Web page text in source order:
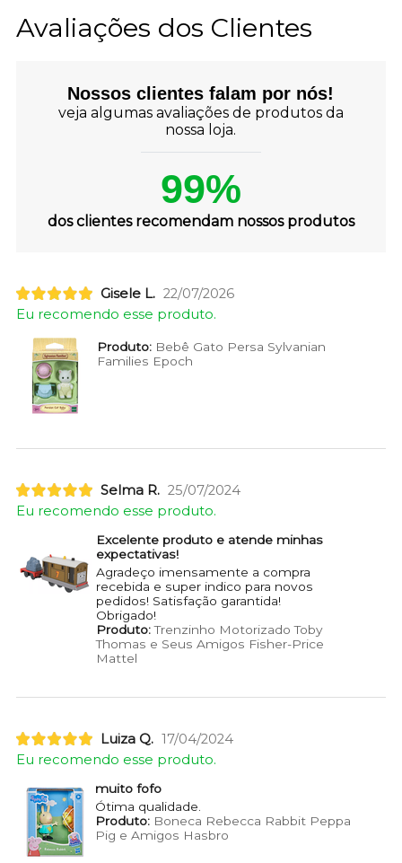
Avaliações dos Clientes
Nossos clientes falam por nós!
veja algumas avaliações de produtos da
nossa loja.
99%
dos clientes recomendam nossos produtos
Gisele L. 22/07/2026
Eu recomendo esse produto.
Produto:Bebê Gato Persa Sylvanian
Families Epoch
Selma R. 25/07/2024
Eu recomendo esse produto.
Excelente produto e atende minhas
expectativas!
Agradeço imensamente a compra
recebida e super indico para novos
pedidos! Satisfação garantida!
Obrigado!
Produto:Trenzinho Motorizado Toby
Thomas e Seus Amigos Fisher-Price
Mattel
Luiza Q. 17/04/2024
Eu recomendo esse produto.
muito fofo
Ótima qualidade.
Produto:Boneca Rebecca Rabbit Peppa
Pig e Amigos Hasbro